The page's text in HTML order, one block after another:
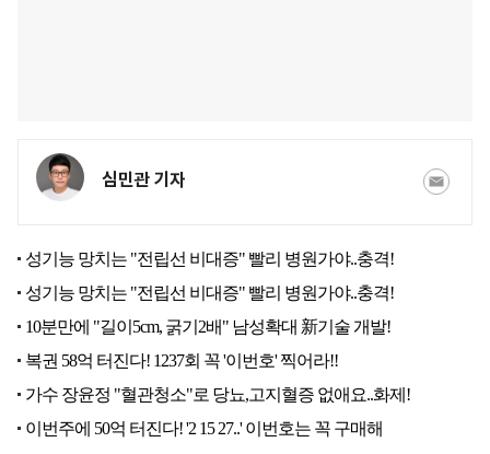
심민관 기자